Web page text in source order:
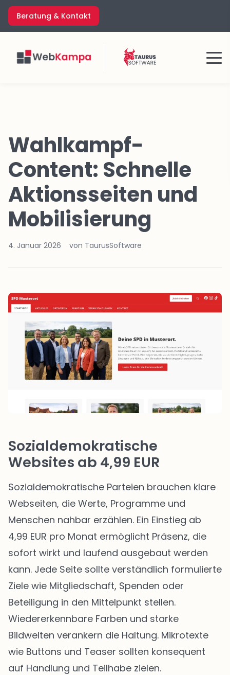
Zum
Inhalt
springen
Beratung & Kontakt
Menü
Wahlkampf-
Content: Schnelle
Aktionsseiten und
Mobilisierung
4. Januar 2026 von TaurusSoftware
Sozialdemokratische
Websites ab 4,99 EUR
Sozialdemokratische Parteien brauchen klare
Webseiten, die Werte, Programme und
Menschen nahbar erzählen. Ein Einstieg ab
4,99 EUR pro Monat ermöglicht Präsenz, die
sofort wirkt und laufend ausgebaut werden
kann. Jede Seite sollte verständlich formulierte
Ziele wie Mitgliedschaft, Spenden oder
Beteiligung in den Mittelpunkt stellen.
Wiedererkennbare Farben und starke
Bildwelten verankern die Haltung. Mikrotexte
wie Buttons und Teaser sollten konsequent
auf Handlung und Teilhabe zielen.